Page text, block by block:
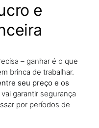
e
– ganhar é o que
brinca de trabalhar.
seu preço e os
garantir segurança
por períodos de